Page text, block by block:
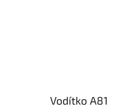
Vodítko A81